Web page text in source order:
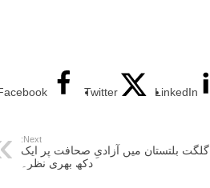
Twitter LinkedIn
Next:
گلگت بلتستان میں آزادیِ صحافت پر ایک
دکھ بھری نظر۔